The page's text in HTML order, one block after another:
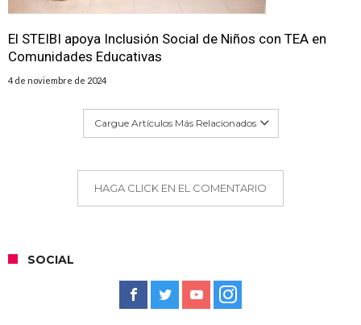
El STEIBI apoya Inclusión Social de Niños con TEA en
Comunidades Educativas
4 de noviembre de 2024
Cargue Artículos Más Relacionados
HAGA CLICK EN EL COMENTARIO
SOCIAL